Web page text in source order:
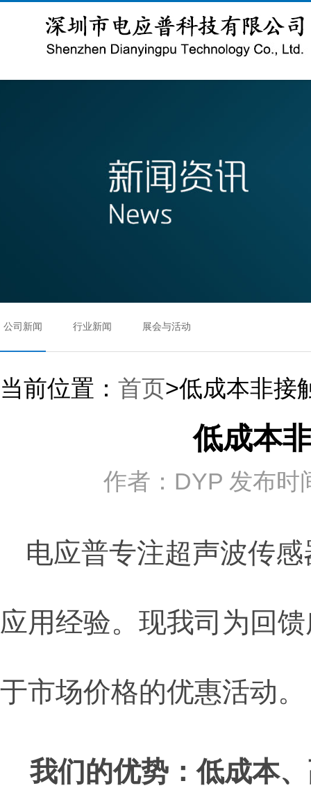
公司新闻 行业新闻 展会与活动
当前位置： 首页>低成本非接
低成本
作者：DYP 发布时
电应普专注超声波传
应用经验。现我司为回
于市场价格的优惠活动。
我们的优势：低成本